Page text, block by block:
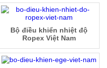
Bộ điều khiển nhiệt độ
Ropex Việt Nam